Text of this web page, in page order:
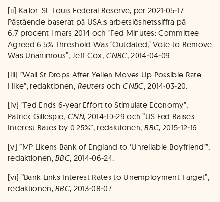
[ii] Källor: St. Louis Federal Reserve, per 2021‑05‑17.
Påstående baserat på USA:s arbetslöshetssiffra på
6,7 procent i mars 2014 och ”Fed Minutes: Committee
Agreed 6.5% Threshold Was ‘Outdated,’ Vote to Remove
Was Unanimous”, Jeff Cox, CNBC, 2014‑04‑09.
[iii] ”Wall St Drops After Yellen Moves Up Possible Rate
Hike”, redaktionen, Reuters och CNBC, 2014‑03‑20.
[iv] ”Fed Ends 6-year Effort to Stimulate Economy”,
Patrick Gillespie, CNN, 2014‑10‑29 och ”US Fed Raises
Interest Rates by 0.25%”, redaktionen, BBC, 2015‑12‑16.
[v] ”MP Likens Bank of England to ‘Unreliable Boyfriend’”,
redaktionen, BBC, 2014‑06‑24.
[vi] ”Bank Links Interest Rates to Unemployment Target”,
redaktionen, BBC, 2013‑08‑07.